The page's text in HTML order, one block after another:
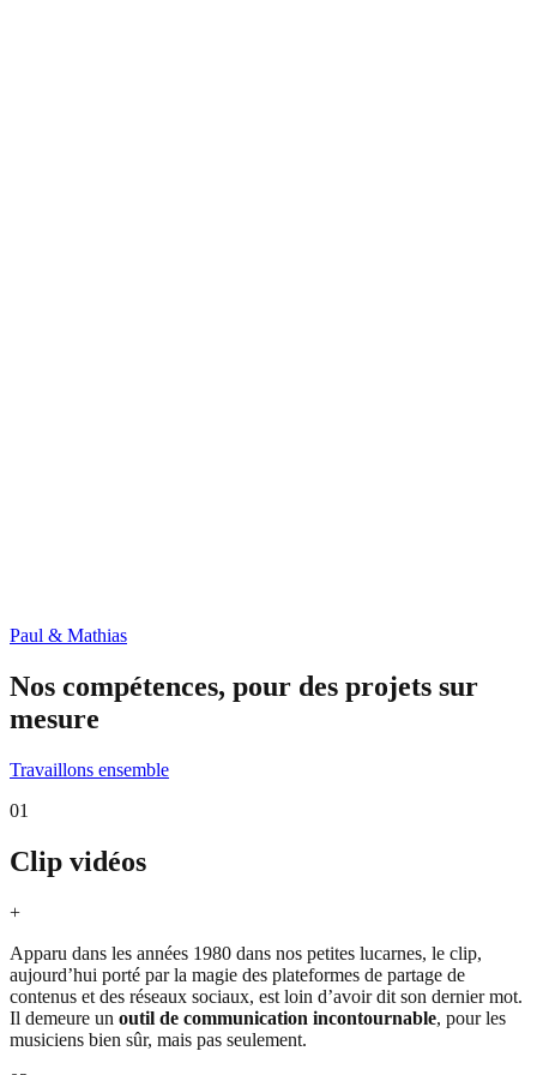
Paul & Mathias
Nos compétences, pour des projets sur
mesure
Travaillons ensemble
01
Clip vidéos
+
Apparu dans les années 1980 dans nos petites lucarnes, le clip,
aujourd’hui porté par la magie des plateformes de partage de
contenus et des réseaux sociaux, est loin d’avoir dit son dernier mot.
Il demeure un outil de communication incontournable, pour les
musiciens bien sûr, mais pas seulement.